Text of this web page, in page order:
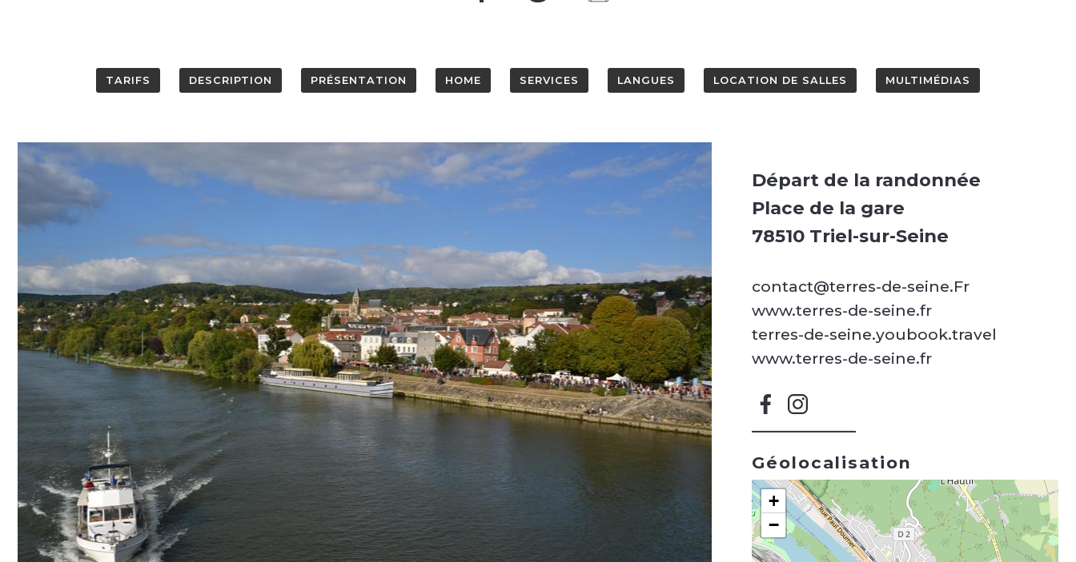
TARIFS DESCRIPTION PRÉSENTATION HOME SERVICES LANGUES LOCATION DE SALLES MULTIMÉDIAS
Départ de la randonnée
Place de la gare
78510 Triel-sur-Seine
contact@terres-de-seine.Fr
www.terres-de-seine.fr
terres-de-seine.youbook.travel
www.terres-de-seine.fr
Géolocalisation
+
−